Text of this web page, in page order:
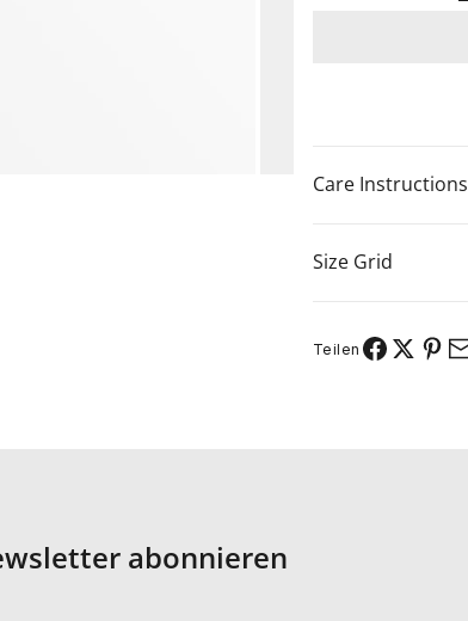
Care Instructions
Size Grid
Teilen
abonnieren